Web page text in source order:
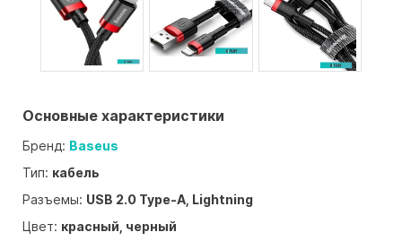
Основные характеристики
Бренд: Baseus
Тип: кабель
Разъемы: USB 2.0 Type-A, Lightning
Цвет: красный, черный